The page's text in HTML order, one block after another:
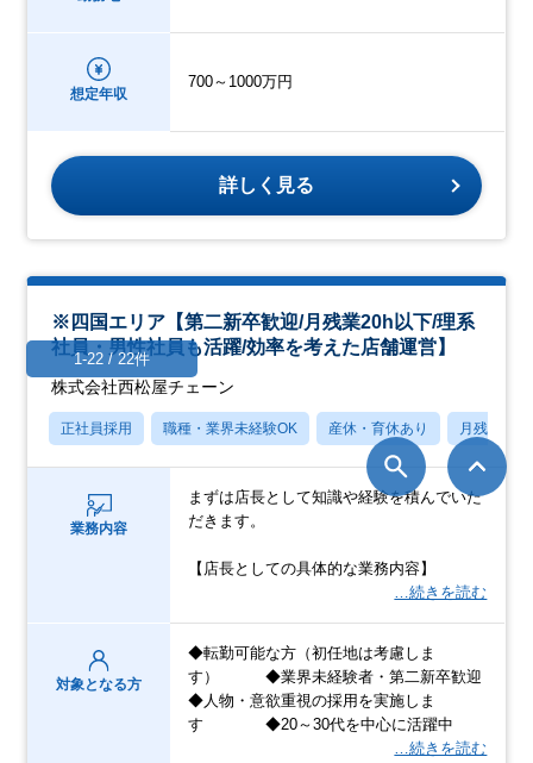
想定年収
700～1000万円
詳しく見る
※四国エリア【第二新卒歓迎/月残業20h以下/理系
社員・男性社員も活躍/効率を考えた店舗運営】
株式会社西松屋チェーン
正社員採用 職種・業界未経験OK 産休・育休あり 月残業20
業務内容
まずは店長として知識や経験を積んでいた
だきます。
【店長としての具体的な業務内容】
…続きを読む
対象となる方
◆転勤可能な方（初任地は考慮しま
す） ◆業界未経験者・第二新卒歓迎
◆人物・意欲重視の採用を実施しま
す ◆20～30代を中心に活躍中
…続きを読む
1-22 / 22件